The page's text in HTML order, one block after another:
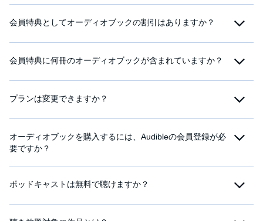
会員特典としてオーディオブックの割引はありますか？
会員特典に何冊のオーディオブックが含まれていますか？
プランは変更できますか？
オーディオブックを購入するには、Audibleの会員登録が必
要ですか？
ポッドキャストは無料で聴けますか？